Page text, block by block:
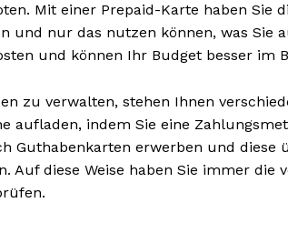
Mit einer Prepaid-Karte haben Sie
und nur das nutzen können, was Sie
und können Ihr Budget besser im
zu verwalten, stehen Ihnen
aufladen, indem Sie eine
Guthabenkarten erwerben und
Auf diese Weise haben Sie immer